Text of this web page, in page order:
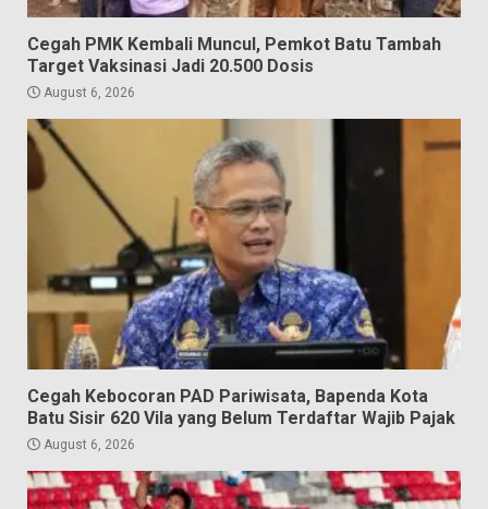
Cegah PMK Kembali Muncul, Pemkot Batu Tambah
Target Vaksinasi Jadi 20.500 Dosis
August 6, 2026
Cegah Kebocoran PAD Pariwisata, Bapenda Kota
Batu Sisir 620 Vila yang Belum Terdaftar Wajib Pajak
August 6, 2026